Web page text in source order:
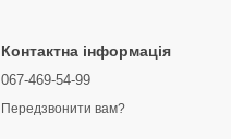
Контактна інформація
067-469-54-99
Передзвонити вам?